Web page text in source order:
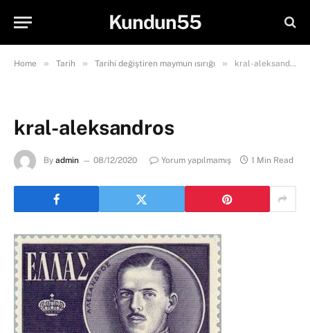
Kundun55
Home » Tarih » Tarihi değiştiren maymun ısırığı » kral-aleksandros
kral-aleksandros
By admin 08/12/2020 Yorum yapılmamış 1 Min Read